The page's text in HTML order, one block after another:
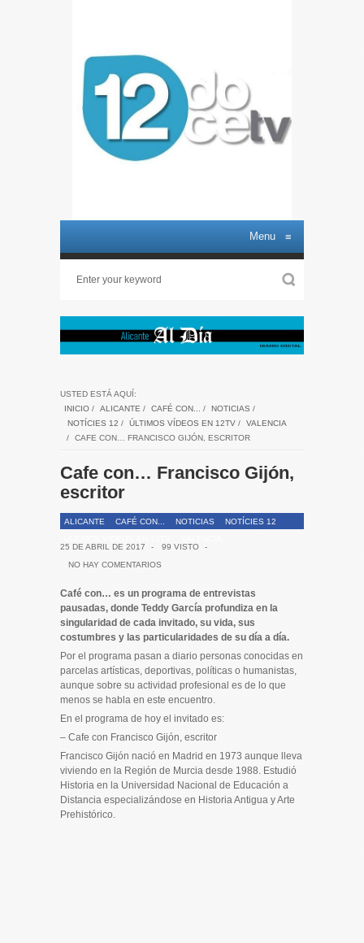
Menu ≡
USTED ESTÁ AQUÍ:
INICIO / ALICANTE / CAFÉ CON... / NOTICIAS /
NOTÍCIES 12 / ÚLTIMOS VÍDEOS EN 12TV /
VALENCIA
/
CAFE CON… FRANCISCO GIJÓN, ESCRITOR
Cafe con… Francisco Gijón,
escritor
ALICANTE CAFÉ CON... NOTICIAS
NOTÍCIES 12
25 DE ABRIL DE 2017
- 99 VISTO
-
NO HAY COMENTARIOS
Café con… es un programa de entrevistas
pausadas, donde Teddy García profundiza en la
singularidad de cada invitado, su vida, sus
costumbres y las particularidades de su día a día.
Por el programa pasan a diario personas conocidas en
parcelas artísticas, deportivas, políticas o humanistas,
aunque sobre su actividad profesional es de lo que
menos se habla en este encuentro.
En el programa de hoy el invitado es:
– Cafe con Francisco Gijón, escritor
Francisco Gijón nació en Madrid en 1973 aunque lleva
viviendo en la Región de Murcia desde 1988. Estudió
Historia en la Universidad Nacional de Educación a
Distancia especializándose en Historia Antigua y Arte
Prehistórico.